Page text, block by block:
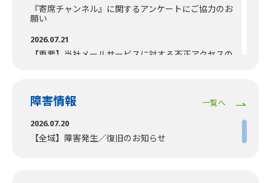
『寄席チャンネル』に関するアンケートにご協力のお
願い
2026.07.21
【重要】当社メールサービスに対する不正アクセスの
『2026年東京ケーブルネットワーク囲碁大会』開催の
お知らせ【申込締切：8/31(月)】
2026.07.03
【7/3追記あり】【重要】当社メールサービスに対す
障害情報
一覧へ
2026.07.20
【全域】障害発生／復旧のお知らせ